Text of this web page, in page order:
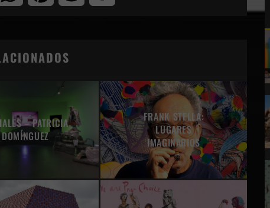
– PATRICIA
DOMÍNGUEZ
FRANK STELLA:
LUGARES
IMAGINARIOS